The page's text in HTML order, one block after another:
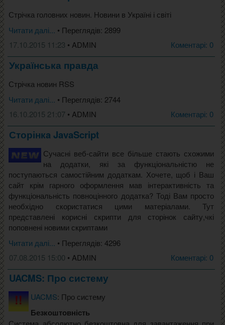
Стрічка головних новин. Новини в Україні і світі
Читати далі... • Переглядів: 2899
17.10.2015 11:23 • ADMIN Коментарі: 0
Українська правда
Стрічка новин RSS
Читати далі... • Переглядів: 2744
16.10.2015 21:07 • ADMIN Коментарі: 0
Сторінкa JavaScript
Сучасні веб-сайти все більше стають схожими
на додатки, які за функціональністю не
поступаються самостійним додаткам. Хочете, щоб і Ваш
сайт крім гарного оформлення мав інтерактивність та
функціональність повноцінного додатка? Тоді Вам просто
необхідно скористатися цими матеріалами. Тут
представлені корисні скрипти для сторінок сайту,чкі
поповнені новими скриптами
Читати далі... • Переглядів: 4296
07.08.2015 15:00 • ADMIN Коментарі: 0
UACMS: Про систему
UACMS: Про систему
Безкоштовність